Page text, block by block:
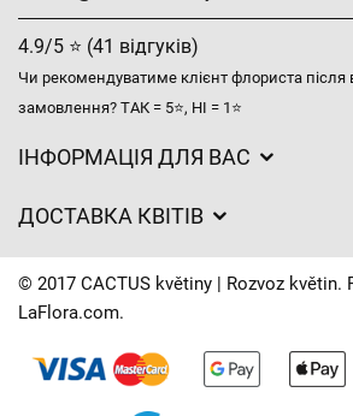
4.9/5 ⭐ (41 відгуків)
Чи рекомендуватиме клієнт флориста після
замовлення? ТАК = 5⭐, НІ = 1⭐
ІНФОРМАЦІЯ ДЛЯ ВАС
Захист персональних даних
Час доставки квітів – огляд
ДОСТАВКА КВІТІВ
Вартість доставки
Куди ми доставляємо квіти
Контакти
© 2017 CACTUS květiny | Rozvoz květin.
LaFlora.com.